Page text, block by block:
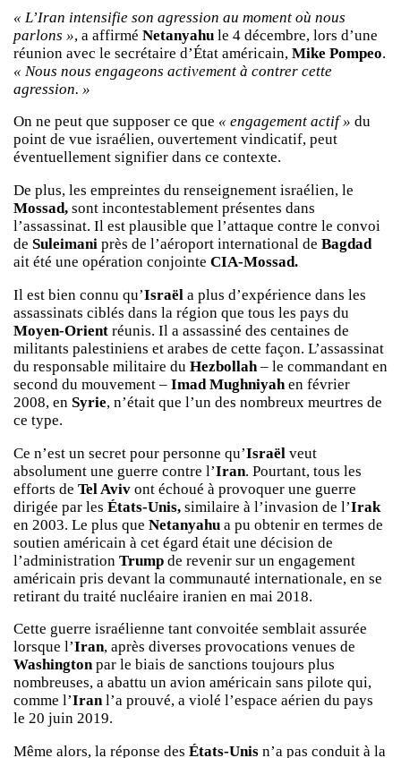
« L’Iran intensifie son agression au moment où nous
parlons », a affirmé Netanyahu le 4 décembre, lors d’une
réunion avec le secrétaire d’État américain, Mike Pompeo.
« Nous nous engageons activement à contrer cette
agression. »
On ne peut que supposer ce que « engagement actif » du
point de vue israélien, ouvertement vindicatif, peut
éventuellement signifier dans ce contexte.
De plus, les empreintes du renseignement israélien, le
Mossad, sont incontestablement présentes dans
l’assassinat. Il est plausible que l’attaque contre le convoi
de Suleimani près de l’aéroport international de Bagdad
ait été une opération conjointe CIA-Mossad.
Il est bien connu qu’Israël a plus d’expérience dans les
assassinats ciblés dans la région que tous les pays du
Moyen-Orient réunis. Il a assassiné des centaines de
militants palestiniens et arabes de cette façon. L’assassinat
du responsable militaire du Hezbollah– le commandant en
second du mouvement – Imad Mughniyahen février
2008, en Syrie, n’était que l’un des nombreux meurtres de
ce type.
Ce n’est un secret pour personne qu’Israël veut
absolument une guerre contre l’Iran. Pourtant, tous les
efforts de Tel Aviv ont échoué à provoquer une guerre
dirigée par les États-Unis, similaire à l’invasion de l’Irak
en 2003. Le plus que Netanyahu a pu obtenir en termes de
soutien américain à cet égard était une décision de
l’administration Trump de revenir sur un engagement
américain pris devant la communauté internationale, en se
retirant du traité nucléaire iranien en mai 2018.
Cette guerre israélienne tant convoitée semblait assurée
lorsque l’Iran, après diverses provocations venues de
Washingtonpar le biais de sanctions toujours plus
nombreuses, a abattu un avion américain sans pilote qui,
comme l’Iranl’a prouvé, a violé l’espace aérien du pays
le 20 juin 2019.
Même alors, la réponse des États-Unis n’a pas conduit à la